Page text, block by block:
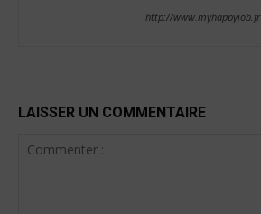
http://www.myhappyjob.fr
LAISSER UN COMMENTAIRE